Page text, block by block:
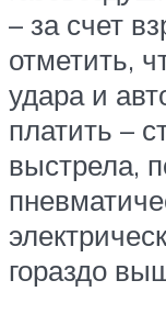
– за счет
отметить,
удара и
платить –
выстрела,
гораздо